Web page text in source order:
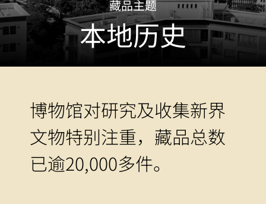
藏品主题
本地历史
博物馆对研究及收集新界
文物特别注重，藏品总数
已逾20,000多件。